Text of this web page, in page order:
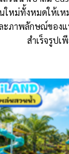
นใหม่ทั้งหมดให้
ะภาพลักษณ์ของ
สำเร็จรูปเ